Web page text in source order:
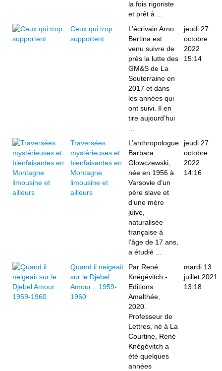
la fois rigoriste
et prêt à ...
Ceux qui trop
supportent
L’écrivain Arno
Bertina est
venu suivre de
près la lutte des
GM&S de La
Souterraine en
2017 et dans
les années qui
ont suivi. Il en
tire aujourd’hui
jeudi 27
octobre
2022
15:14
Traversées
mystérieuses et
bienfaisantes en
Montagne
limousine et
ailleurs
L’anthropologue
Barbara
Glowczewski,
née en 1956 à
Varsovie d’un
père slave et
d’une mère
juive,
naturalisée
française à
l’âge de 17 ans,
a étudié ...
jeudi 27
octobre
2022
14:16
Quand il neigeait
sur le Djebel
Amour... 1959-
1960
Par René
Knégévitch -
Editions
Amalthée,
2020.
Professeur de
Lettres, né à La
Courtine, René
Knégévitch a
été quelques
années
mardi 13
juillet 2021
13:18